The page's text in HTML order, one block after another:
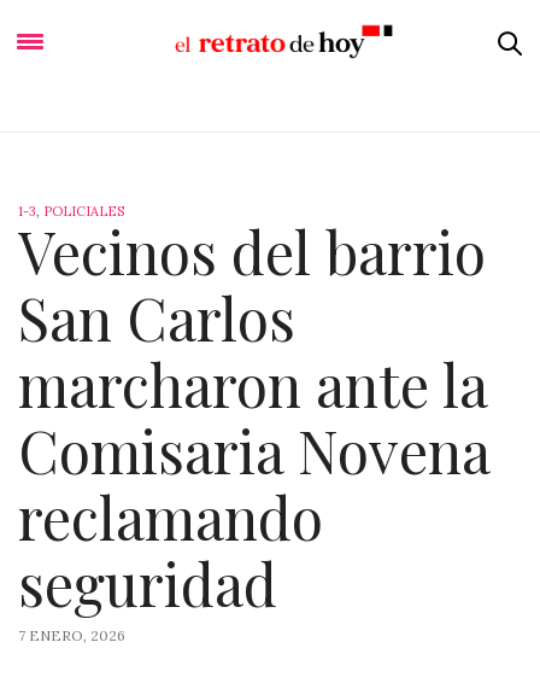
1-3, POLICIALES
Vecinos del barrio
San Carlos
marcharon ante la
Comisaria Novena
reclamando
seguridad
7 ENERO, 2026